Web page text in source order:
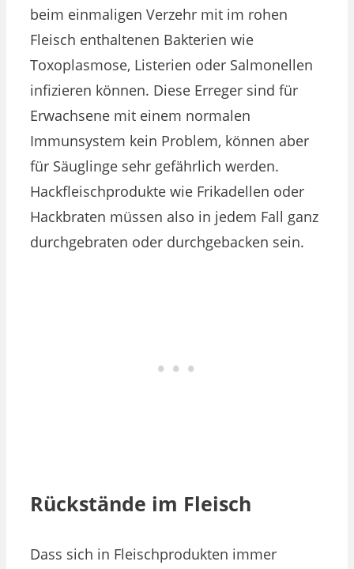
beim einmaligen Verzehr mit im rohen
Fleisch enthaltenen Bakterien wie
Toxoplasmose, Listerien oder Salmonellen
infizieren können. Diese Erreger sind für
Erwachsene mit einem normalen
Immunsystem kein Problem, können aber
für Säuglinge sehr gefährlich werden.
Hackfleischprodukte wie Frikadellen oder
Hackbraten müssen also in jedem Fall ganz
durchgebraten oder durchgebacken sein.
Rückstände im Fleisch
Dass sich in Fleischprodukten immer